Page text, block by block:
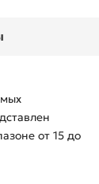
от 15 до